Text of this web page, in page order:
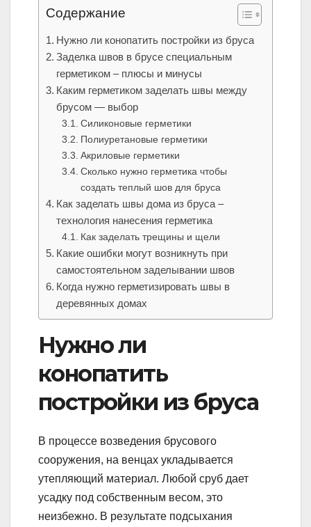
Содержание
Нужно ли конопатить постройки из бруса
Заделка швов в брусе специальным
герметиком – плюсы и минусы
Каким герметиком заделать швы между
брусом — выбор
Силиконовые герметики
Полиуретановые герметики
Акриловые герметики
Сколько нужно герметика чтобы
создать теплый шов для бруса
Как заделать швы дома из бруса –
технология нанесения герметика
Как заделать трещины и щели
Какие ошибки могут возникнуть при
самостоятельном заделывании швов
Когда нужно герметизировать швы в
деревянных домах
Нужно ли
конопатить
постройки из бруса
В процессе возведения брусового
сооружения, на венцах укладывается
утепляющий материал. Любой сруб дает
усадку под собственным весом, это
неизбежно. В результате подсыхания